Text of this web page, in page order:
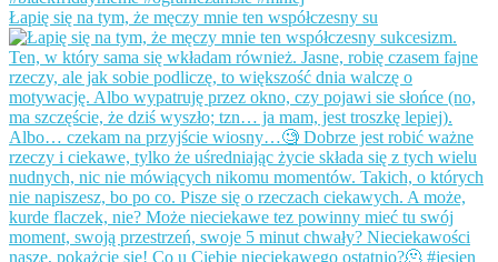
Łapię się na tym, że męczy mnie ten współczesny su